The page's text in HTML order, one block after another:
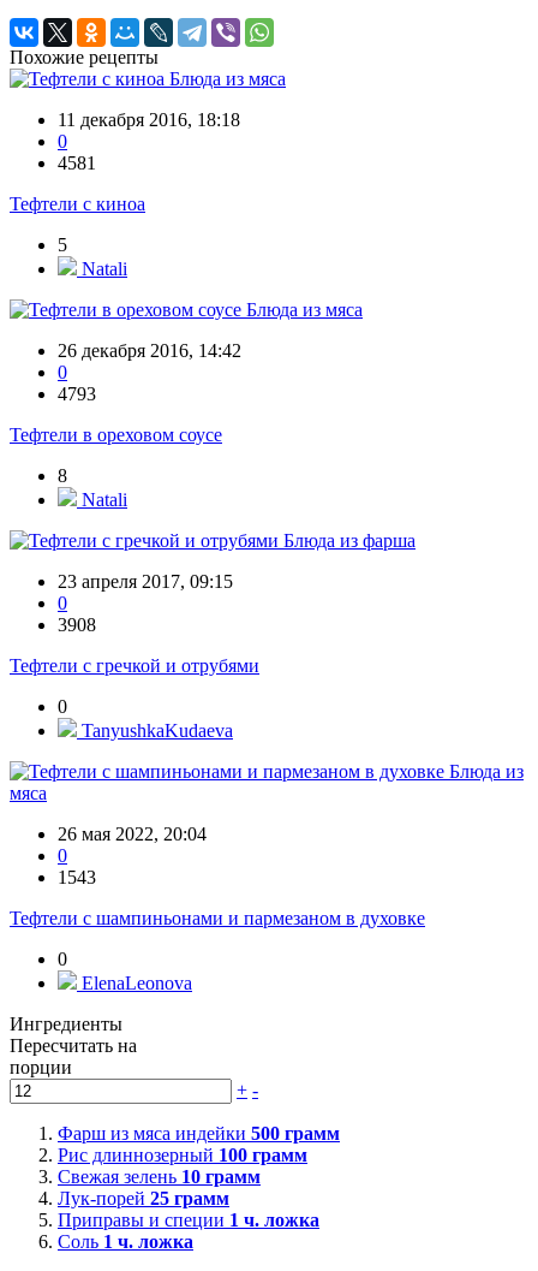
Похожие рецепты
Блюда из мяса
11 декабря 2016, 18:18
0
4581
Тефтели с киноа
5
Natali
Блюда из мяса
26 декабря 2016, 14:42
0
4793
Тефтели в ореховом соусе
8
Natali
Блюда из фарша
23 апреля 2017, 09:15
0
3908
Тефтели с гречкой и отрубями
0
TanyushkaKudaeva
Блюда из
мяса
26 мая 2022, 20:04
0
1543
Тефтели с шампиньонами и пармезаном в духовке
0
ElenaLeonova
Ингредиенты
Пересчитать на
порции
+ -
Фарш из мяса индейки 500 грамм
Рис длиннозерный 100 грамм
Свежая зелень 10 грамм
Лук-порей 25 грамм
Приправы и специи 1 ч. ложка
Соль 1 ч. ложка